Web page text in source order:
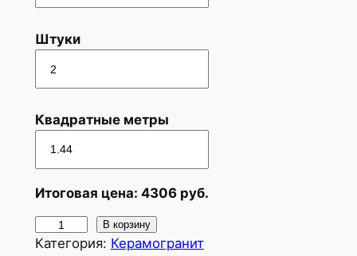
Штуки
Квадратные метры
Итоговая цена: 4306 руб.
о
В корзину
Категория: Керамогранит